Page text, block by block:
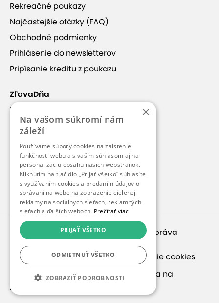
Rekreačné poukazy
Najčastejšie otázky (FAQ)
Obchodné podmienky
Prihlásenie do newsletterov
Pripísanie kreditu z poukazu
ZľavaDňa
Náš príbeh
Kontakt
Kariéra
Blog
Pre médiá
Pre partnerov
© 2010 – 2026inspirago s. r. o.
. Všetky práva
vyhradené.
Ochrana osobných údajov|
Nastavenie cookies
Ak hľadáte ponuky v češtine, pozrite sa na
SlevaDne.cz
×
Na vašom súkromí nám
záleží
Používame súbory cookies na zaistenie
funkčnosti webu a s vaším súhlasom aj na
personalizáciu obsahu našich webstránok.
Kliknutím na tlačidlo „Prijať všetko“ súhlasíte
s využívaním cookies a predaním údajov o
správaní na webe na zobrazenie cielenej
reklamy na sociálnych sieťach, reklamných
sieťach a ďalších weboch. Prečítať viac
PRIJAŤ VŠETKO
ODMIETNUŤ VŠETKO
ZOBRAZIŤ PODROBNOSTI